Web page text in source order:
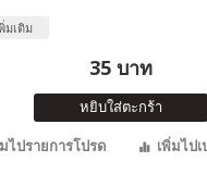
มเติม
35 บาท
หยิบใส่ตะกร้า
ไปรายการโปรด
เพิ่มไป